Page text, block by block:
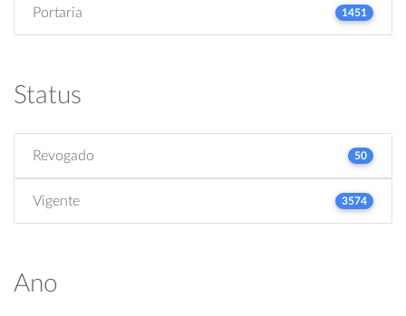
Portaria 1451
Status
Revogado 50
Vigente 3574
Ano